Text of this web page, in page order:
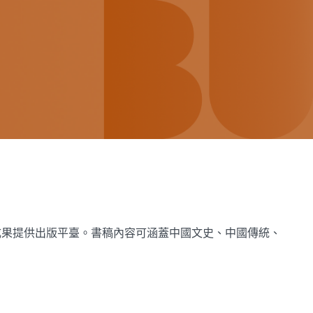
提供出版平臺。書稿內容可涵蓋中國文史、中國傳統、